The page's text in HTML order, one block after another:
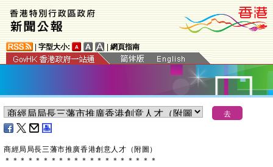
字型大小: 網頁指南
商經局局長三藩市推廣香港創意人才（附圖）
＊ ＊ ＊ ＊ ＊ ＊ ＊ ＊ ＊ ＊ ＊ ＊ ＊ ＊ ＊ ＊ ＊ ＊ ＊ ＊